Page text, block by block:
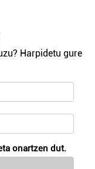
Harpidetu gure
onartzen dut.